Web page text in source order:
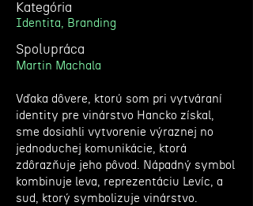
Kategória
Identita, Branding
Spolupráca
Martin Machala
Vďaka dôvere, ktorú som pri vytváraní
identity pre vinárstvo Hancko získal,
sme dosiahli vytvorenie výraznej no
jednoduchej komunikácie, ktorá
zdôrazňuje jeho pôvod. Nápadný symbol
kombinuje leva, reprezentáciu Levíc, a
sud, ktorý symbolizuje vinárstvo.